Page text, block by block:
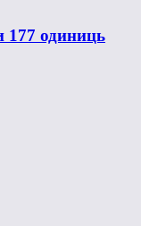
одиниць